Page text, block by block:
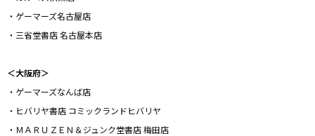
・ゲーマーズ名古屋店
・三省堂書店 名古屋本店
＜大阪府＞
・ゲーマーズなんば店
・ヒバリヤ書店 コミックランドヒバリヤ
・ＭＡＲＵＺＥＮ＆ジュンク堂書店 梅田店